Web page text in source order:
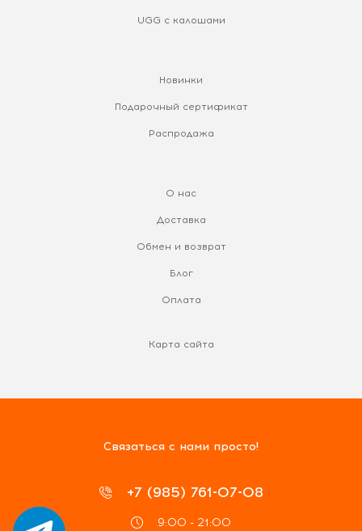
UGG с калошами
Новинки
Подарочный сертификат
Распродажа
О нас
Доставка
Обмен и возврат
Блог
Оплата
Карта сайта
Связаться с нами просто!
+7 (985) 761-07-08
9:00 - 21:00